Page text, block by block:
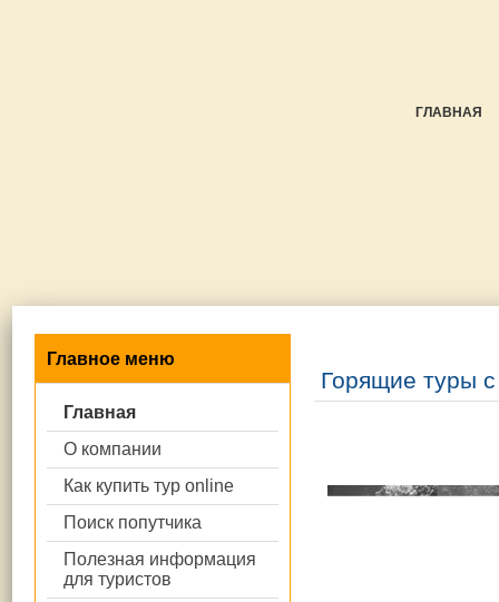
ГЛАВНАЯ
Главное меню
Главная
О компании
Как купить тур online
Поиск попутчика
Полезная информация
для туристов
Горящие туры